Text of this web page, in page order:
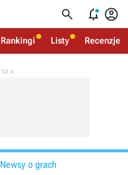
  
Rankingi Listy Recenzje
Newsy o grach